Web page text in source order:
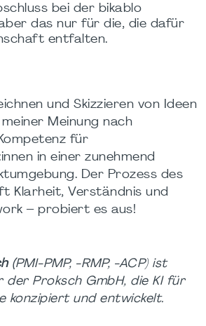
bei der bikablo
das nur für die, die dafür
entfalten.
und Skizzieren von Ideen
Meinung nach
für
in einer zunehmend
Der Prozess des
Klarheit, Verständnis und
– probiert es aus!
(PMI-PMP, -RMP, -ACP) ist
Proksch GmbH, die KI für
konzipiert und entwickelt.